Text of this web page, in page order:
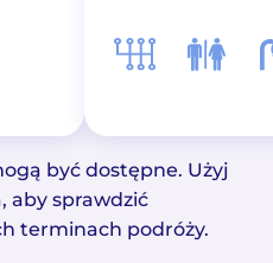
być dostępne. Użyj
aby sprawdzić
terminach podróży.